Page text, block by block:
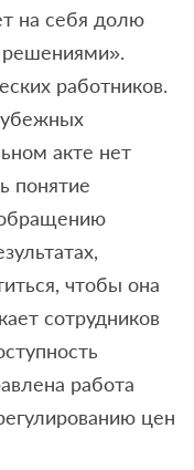
на себя долю
решениями».
работников.
акте нет
понятие
обращению
чтобы она
сотрудников
работа
цен